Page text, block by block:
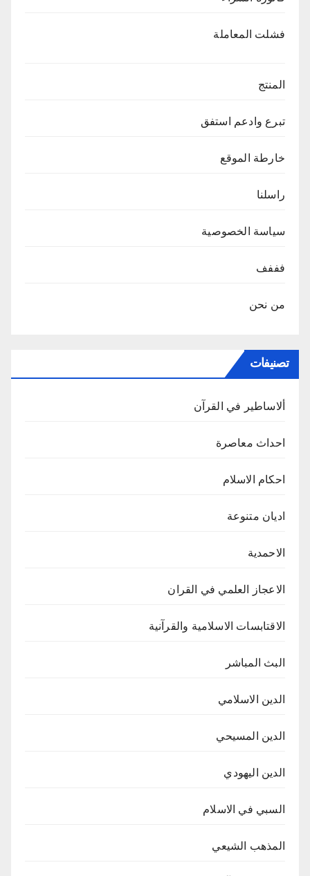
فشلت المعاملة
المنتج
تبرع وادعم استفق
خارطة الموقع
راسلنا
سياسة الخصوصية
فففف
من نحن
تصنيفات
ألاساطير في القرآن
احداث معاصرة
احكام الاسلام
اديان متنوعة
الاحمدية
الاعجاز العلمي في القران
الاقتابسات الاسلامية والقرآنية
البث المباشر
الدين الاسلامي
الدين المسيحي
الدين اليهودي
السبي في الاسلام
المذهب الشيعي